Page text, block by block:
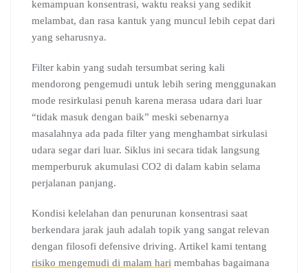
kemampuan konsentrasi, waktu reaksi yang sedikit
melambat, dan rasa kantuk yang muncul lebih cepat dari
yang seharusnya.
Filter kabin yang sudah tersumbat sering kali
mendorong pengemudi untuk lebih sering menggunakan
mode resirkulasi penuh karena merasa udara dari luar
“tidak masuk dengan baik” meski sebenarnya
masalahnya ada pada filter yang menghambat sirkulasi
udara segar dari luar. Siklus ini secara tidak langsung
memperburuk akumulasi CO2 di dalam kabin selama
perjalanan panjang.
Kondisi kelelahan dan penurunan konsentrasi saat
berkendara jarak jauh adalah topik yang sangat relevan
dengan filosofi defensive driving. Artikel kami tentang
risiko mengemudi di malam hari membahas bagaimana